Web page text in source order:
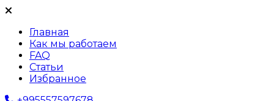
Главная
Как мы работаем
FAQ
Статьи
Избранное